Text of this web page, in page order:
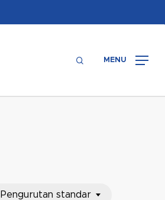
searchMENU
Pengurutan standar